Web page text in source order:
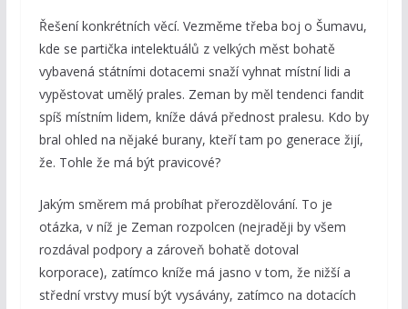
Řešení konkrétních věcí. Vezměme třeba boj o Šumavu,
kde se partička intelektuálů z velkých měst bohatě
vybavená státními dotacemi snaží vyhnat místní lidi a
vypěstovat umělý prales. Zeman by měl tendenci fandit
spíš místním lidem, kníže dává přednost pralesu. Kdo by
bral ohled na nějaké burany, kteří tam po generace žijí,
že. Tohle že má být pravicové?
Jakým směrem má probíhat přerozdělování. To je
otázka, v níž je Zeman rozpolcen (nejraději by všem
rozdával podpory a zároveň bohatě dotoval
korporace), zatímco kníže má jasno v tom, že nižší a
střední vrstvy musí být vysávány, zatímco na dotacích